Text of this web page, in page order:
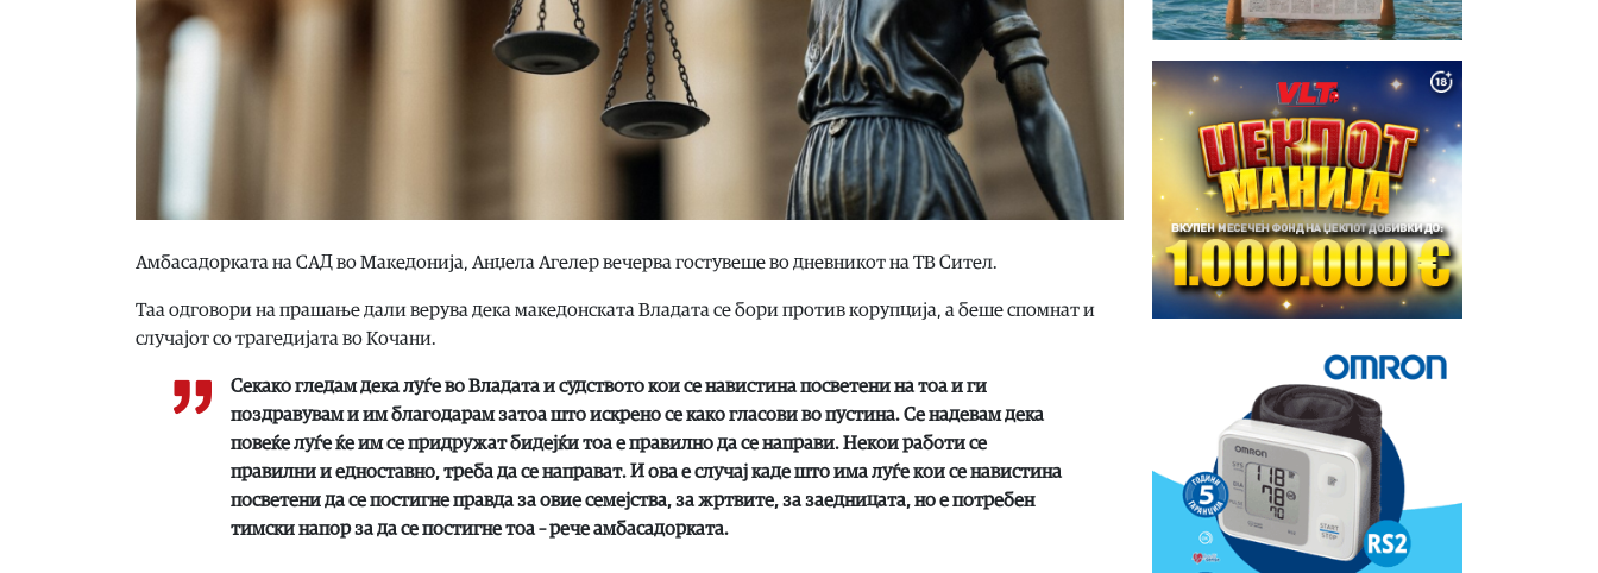
Амбасадорката на САД во Македонија, Анџела Агелер вечерва гостувеше во дневникот на ТВ Сител.
Таа одговори на прашање дали верува дека македонската Владата се бори против корупција, а беше спомнат и
случајот со трагедијата во Кочани.
Секако гледам дека луѓе во Владата и судството кои се навистина посветени на тоа и ги
поздравувам и им благодарам затоа што искрено се како гласови во пустина. Се надевам дека
повеќе луѓе ќе им се придружат бидејќи тоа е правилно да се направи. Некои работи се
правилни и едноставно, треба да се направат. И ова е случај каде што има луѓе кои се навистина
посветени да се постигне правда за овие семејства, за жртвите, за заедницата, но е потребен
тимски напор за да се постигне тоа – рече амбасадорката.